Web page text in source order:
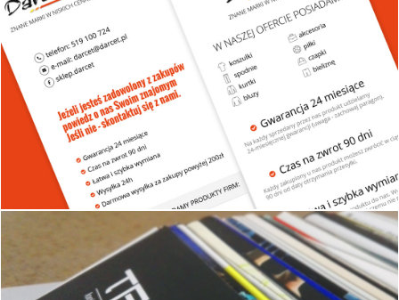
Przedszkole
Projekt logo oraz wydruk wizytówek